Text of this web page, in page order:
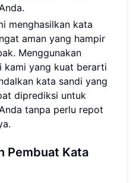
menghasilkan kata
aman yang hampir
Menggunakan
kami yang kuat berarti
kata sandi yang
diprediksi untuk
tanpa perlu repot
Pembuat Kata